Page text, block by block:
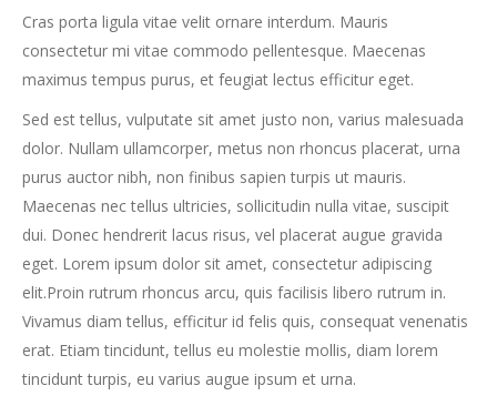
Cras porta ligula vitae velit ornare interdum. Mauris
consectetur mi vitae commodo pellentesque. Maecenas
maximus tempus purus, et feugiat lectus efficitur eget.
Sed est tellus, vulputate sit amet justo non, varius malesuada
dolor. Nullam ullamcorper, metus non rhoncus placerat, urna
purus auctor nibh, non finibus sapien turpis ut mauris.
Maecenas nec tellus ultricies, sollicitudin nulla vitae, suscipit
dui. Donec hendrerit lacus risus, vel placerat augue gravida
eget. Lorem ipsum dolor sit amet, consectetur adipiscing
elit.Proin rutrum rhoncus arcu, quis facilisis libero rutrum in.
Vivamus diam tellus, efficitur id felis quis, consequat venenatis
erat. Etiam tincidunt, tellus eu molestie mollis, diam lorem
tincidunt turpis, eu varius augue ipsum et urna.